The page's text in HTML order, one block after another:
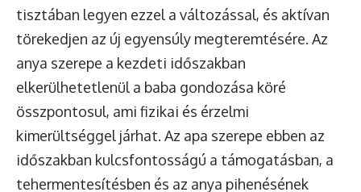
tisztában legyen ezzel a változással, és aktívan
törekedjen az új egyensúly megteremtésére. Az
anya szerepe a kezdeti időszakban
elkerülhetetlenül a baba gondozása köré
összpontosul, ami fizikai és érzelmi
kimerültséggel járhat. Az apa szerepe ebben az
időszakban kulcsfontosságú a támogatásban, a
tehermentesítésben és az anya pihenésének